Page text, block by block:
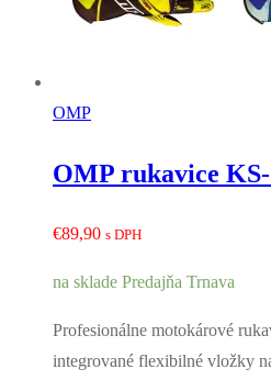
OMP
OMP rukavice
€89,90 s DPH
na sklade Predajňa Trnava
Profesionálne motokárové
integrované flexibilné vložky